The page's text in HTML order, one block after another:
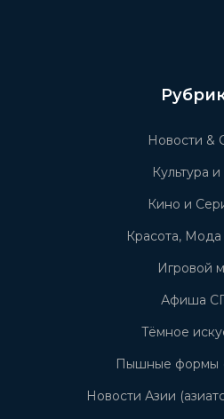
Новости &
Культура
Кино и
Красота, Мода
Игровой
Афиша
Тёмное
Пышные формы
Новости Азии